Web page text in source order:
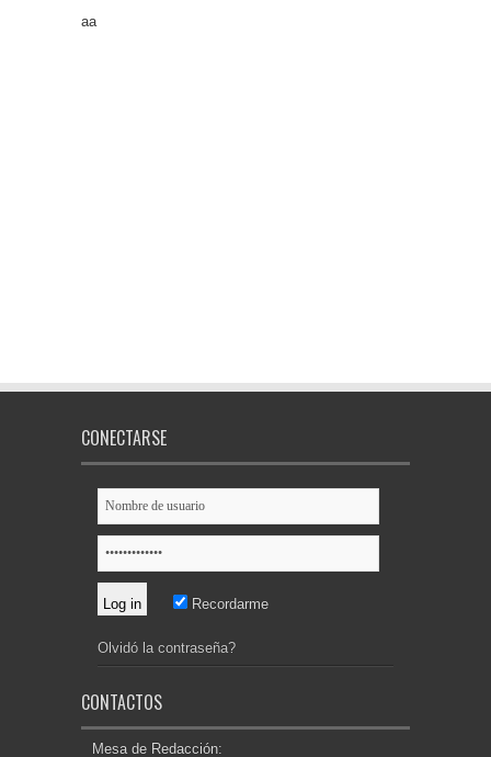
aa
CONECTARSE
Recordarme
Olvidó la contraseña?
CONTACTOS
Mesa de Redacción: